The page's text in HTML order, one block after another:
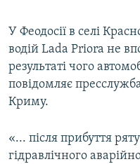
Усі сайти RFE/RL
У Феодосії в селі
водій Lada Priora не
результаті чого
повідомляє
Криму.
«... після прибуття
гідравлічного